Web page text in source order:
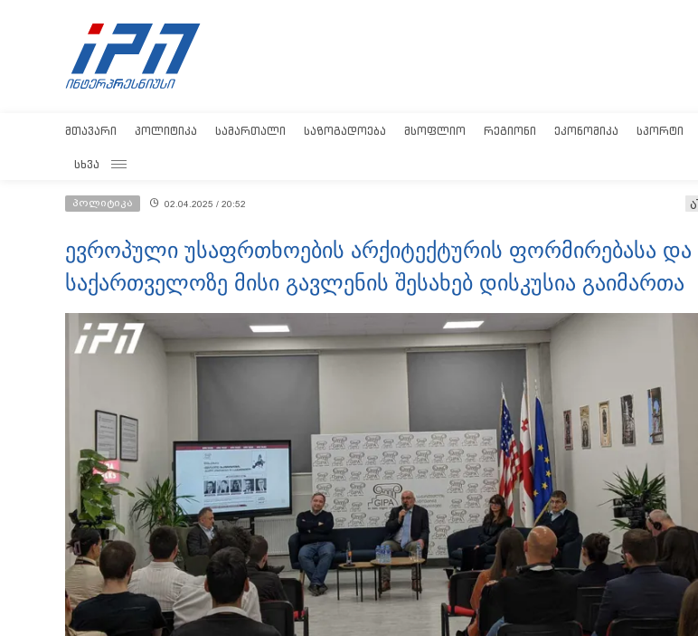
ᲛᲗᲐᲕᲐᲠᲘ ᲞᲝᲚᲘᲢᲘᲙᲐ ᲡᲐᲛᲐᲠᲗᲐᲚᲘ ᲡᲐᲖᲝᲒᲐᲓᲝᲔᲑᲐ ᲛᲡᲝᲤᲚᲘᲝ ᲠᲔᲒᲘᲝᲜᲘ ᲔᲙᲝᲜᲝᲛᲘᲙᲐ ᲡᲞᲝᲠᲢᲘ
ᲡᲮᲕᲐ
პოლიტიკა 02.04.2025 / 20:52 ა
ევროპული უსაფრთხოების არქიტექტურის ფორმირებასა და
საქართველოზე მისი გავლენის შესახებ დისკუსია გაიმართა